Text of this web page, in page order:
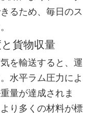
るため、毎日のス
貨物収量
を輸送すると、運
水平ラム圧力によ
量が達成されま
り多くの材料が標